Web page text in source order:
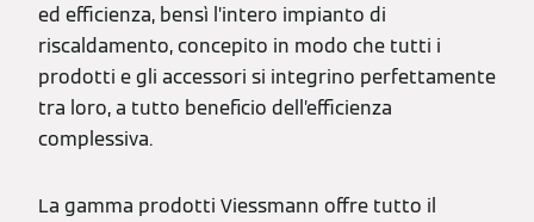
ed efficienza, bensì l’intero impianto di
riscaldamento, concepito in modo che tutti i
prodotti e gli accessori si integrino perfettamente
tra loro, a tutto beneficio dell’efficienza
complessiva.
La gamma prodotti Viessmann offre tutto il